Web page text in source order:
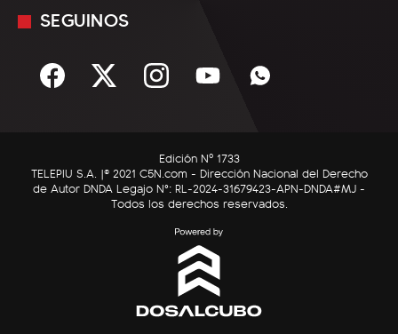
Sociedad
C5N Autos
RatingCero
Mediakit
Términos y condiciones
SEGUINOS
Edición Nº 1733
TELEPIU S.A. |© 2021 C5N.com - Dirección Nacional del Derecho
de Autor DNDA Legajo N°: RL-2024-31679423-APN-DNDA#MJ -
Todos los derechos reservados.